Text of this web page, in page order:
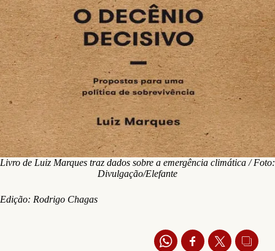
Livro de Luiz Marques traz dados sobre a emergência climática / Foto:
Divulgação/Elefante
Edição: Rodrigo Chagas